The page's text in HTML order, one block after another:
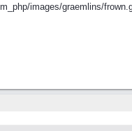
images/graemlins/